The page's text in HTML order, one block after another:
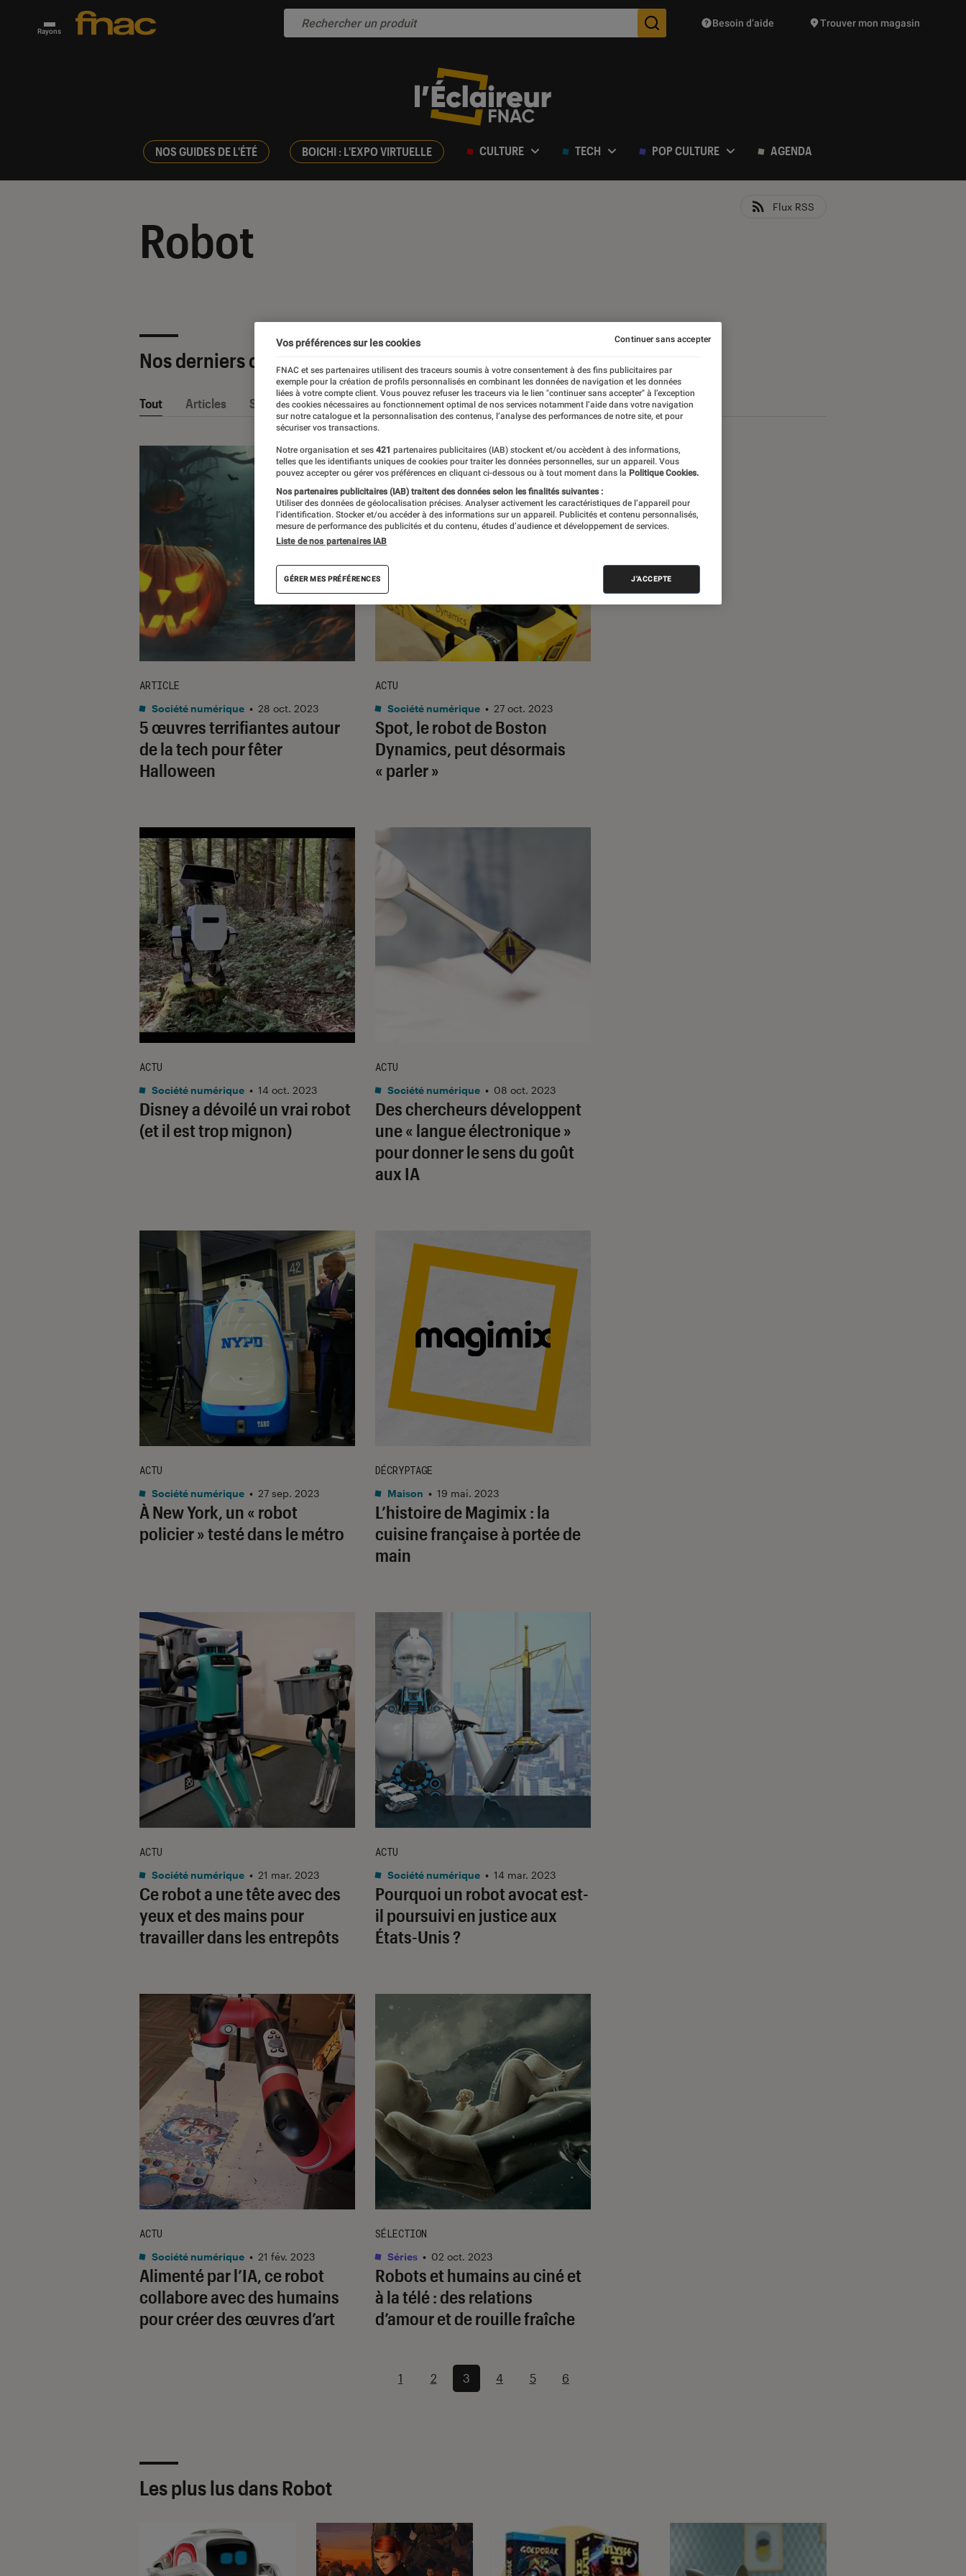
Rayons Des suggestions de produits vont vous être proposées
Besoin d’aide Trouver mon magasin
NOS GUIDES DE L'ÉTÉ BOICHI : L'EXPO VIRTUELLE CULTURE TECH POP CULTURE AGENDA
Robot
Flux RSS
Nos derniers contenus
Tout Articles Sélections et guides Tests
5 œuvres terrifiantes autour
de la tech pour fêter
Halloween
ARTICLE
Société numérique • 28 oct. 2023
Spot, le robot de Boston
Dynamics, peut désormais
« parler »
ACTU
Société numérique • 27 oct. 2023
Disney a dévoilé un vrai robot
(et il est trop mignon)
ACTU
Société numérique • 14 oct. 2023
Des chercheurs développent
une « langue électronique »
pour donner le sens du goût
aux IA
ACTU
Société numérique • 08 oct. 2023
À New York, un « robot
policier » testé dans le métro
ACTU
Société numérique • 27 sep. 2023
L’histoire de Magimix : la
cuisine française à portée de
main
DÉCRYPTAGE
Maison • 19 mai. 2023
Ce robot a une tête avec des
yeux et des mains pour
travailler dans les entrepôts
ACTU
Société numérique • 21 mar. 2023
Pourquoi un robot avocat est-
il poursuivi en justice aux
États-Unis ?
ACTU
Société numérique • 14 mar. 2023
Alimenté par l’IA, ce robot
collabore avec des humains
pour créer des œuvres d’art
ACTU
Société numérique • 21 fév. 2023
Robots et humains au ciné et
à la télé : des relations
d’amour et de rouille fraîche
SÉLECTION
Séries • 02 oct. 2023
1 2 3 4 5 6
Les plus lus dans Robot
Vos préférences sur les cookies
FNAC et ses partenaires utilisent des traceurs soumis à votre consentement à des fins publicitaires par
exemple pour la création de profils personnalisés en combinant les données de navigation et les données
liées à votre compte client. Vous pouvez refuser les traceurs via le lien "continuer sans accepter" à l’exception
des cookies nécessaires au fonctionnement optimal de nos services notamment l’aide dans votre navigation
sur notre catalogue et la personnalisation des contenus, l’analyse des performances de notre site, et pour
sécuriser vos transactions.
Notre organisation et ses 421 partenaires publicitaires (IAB) stockent et/ou accèdent à des informations,
telles que les identifiants uniques de cookies pour traiter les données personnelles, sur un appareil. Vous
pouvez accepter ou gérer vos préférences en cliquant ci-dessous ou à tout moment dans la Politique Cookies.
Nos partenaires publicitaires (IAB) traitent des données selon les finalités suivantes :
Utiliser des données de géolocalisation précises. Analyser activement les caractéristiques de l’appareil pour
l’identification. Stocker et/ou accéder à des informations sur un appareil. Publicités et contenu personnalisés,
mesure de performance des publicités et du contenu, études d’audience et développement de services.
Liste de nos partenaires IAB
GÉRER MES PRÉFÉRENCES J'ACCEPTE
Continuer sans accepter